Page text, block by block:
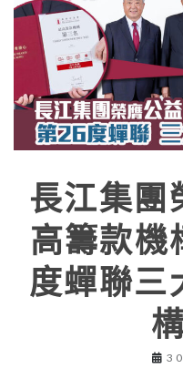
長江集團
高籌款機
度蟬聯三